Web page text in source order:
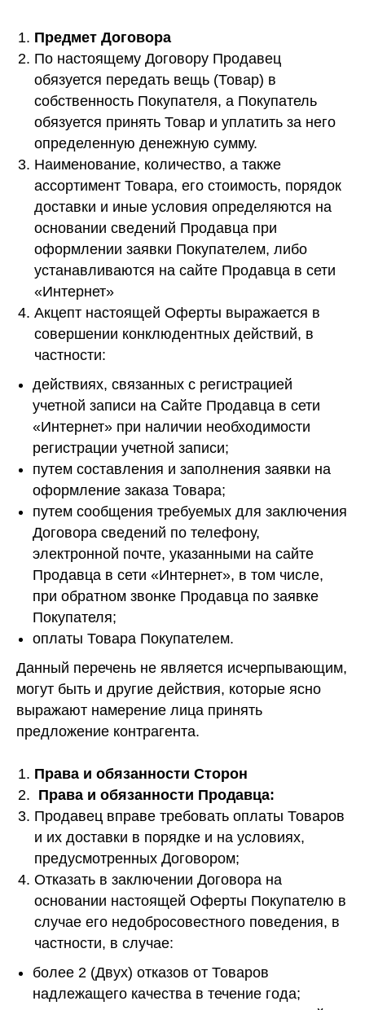
Предмет Договора
По настоящему Договору Продавец
обязуется передать вещь (Товар) в
собственность Покупателя, а Покупатель
обязуется принять Товар и уплатить за него
определенную денежную сумму.
Наименование, количество, а также
ассортимент Товара, его стоимость, порядок
доставки и иные условия определяются на
основании сведений Продавца при
оформлении заявки Покупателем, либо
устанавливаются на сайте Продавца в сети
«Интернет»
Акцепт настоящей Оферты выражается в
совершении конклюдентных действий, в
частности:
действиях, связанных с регистрацией
учетной записи на Сайте Продавца в сети
«Интернет» при наличии необходимости
регистрации учетной записи;
путем составления и заполнения заявки на
оформление заказа Товара;
путем сообщения требуемых для заключения
Договора сведений по телефону,
электронной почте, указанными на сайте
Продавца в сети «Интернет», в том числе,
при обратном звонке Продавца по заявке
Покупателя;
оплаты Товара Покупателем.
Данный перечень не является исчерпывающим,
могут быть и другие действия, которые ясно
выражают намерение лица принять
предложение контрагента.
Права и обязанности Сторон
Права и обязанности Продавца:
Продавец вправе требовать оплаты Товаров
и их доставки в порядке и на условиях,
предусмотренных Договором;
Отказать в заключении Договора на
основании настоящей Оферты Покупателю в
случае его недобросовестного поведения, в
частности, в случае:
более 2 (Двух) отказов от Товаров
надлежащего качества в течение года;